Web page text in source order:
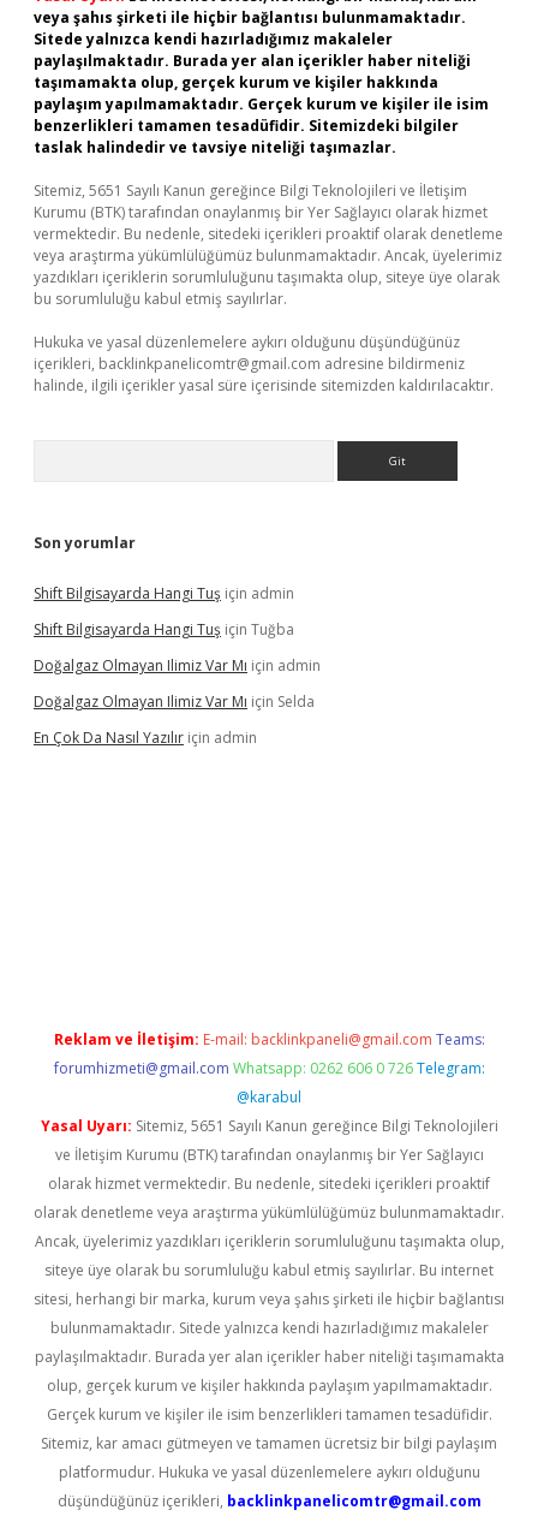
veya şahıs şirketi ile hiçbir bağlantısı bulunmamaktadır.
Sitede yalnızca kendi hazırladığımız makaleler
paylaşılmaktadır. Burada yer alan içerikler haber niteliği
taşımamakta olup, gerçek kurum ve kişiler hakkında
paylaşım yapılmamaktadır. Gerçek kurum ve kişiler ile isim
benzerlikleri tamamen tesadüfidir. Sitemizdeki bilgiler
taslak halindedir ve tavsiye niteliği taşımazlar.
Sitemiz, 5651 Sayılı Kanun gereğince Bilgi Teknolojileri ve İletişim
Kurumu (BTK) tarafından onaylanmış bir Yer Sağlayıcı olarak hizmet
vermektedir. Bu nedenle, sitedeki içerikleri proaktif olarak denetleme
veya araştırma yükümlülüğümüz bulunmamaktadır. Ancak, üyelerimiz
yazdıkları içeriklerin sorumluluğunu taşımakta olup, siteye üye olarak
bu sorumluluğu kabul etmiş sayılırlar.
Hukuka ve yasal düzenlemelere aykırı olduğunu düşündüğünüz
içerikleri, backlinkpanelicomtr@gmail.com adresine bildirmeniz
halinde, ilgili içerikler yasal süre içerisinde sitemizden kaldırılacaktır.
Son yorumlar
Shift Bilgisayarda Hangi Tuş için admin
Shift Bilgisayarda Hangi Tuş için Tuğba
Doğalgaz Olmayan Ilimiz Var Mı için admin
Doğalgaz Olmayan Ilimiz Var Mı için Selda
En Çok Da Nasıl Yazılır için admin
Reklam ve İletişim: E-mail: backlinkpaneli@gmail.com Teams:
forumhizmeti@gmail.com Whatsapp: 0262 606 0 726 Telegram:
@karabul
Yasal Uyarı: Sitemiz, 5651 Sayılı Kanun gereğince Bilgi Teknolojileri
ve İletişim Kurumu (BTK) tarafından onaylanmış bir Yer Sağlayıcı
olarak hizmet vermektedir. Bu nedenle, sitedeki içerikleri proaktif
olarak denetleme veya araştırma yükümlülüğümüz bulunmamaktadır.
Ancak, üyelerimiz yazdıkları içeriklerin sorumluluğunu taşımakta olup,
siteye üye olarak bu sorumluluğu kabul etmiş sayılırlar. Bu internet
sitesi, herhangi bir marka, kurum veya şahıs şirketi ile hiçbir bağlantısı
bulunmamaktadır. Sitede yalnızca kendi hazırladığımız makaleler
paylaşılmaktadır. Burada yer alan içerikler haber niteliği taşımamakta
olup, gerçek kurum ve kişiler hakkında paylaşım yapılmamaktadır.
Gerçek kurum ve kişiler ile isim benzerlikleri tamamen tesadüfidir.
Sitemiz, kar amacı gütmeyen ve tamamen ücretsiz bir bilgi paylaşım
platformudur. Hukuka ve yasal düzenlemelere aykırı olduğunu
düşündüğünüz içerikleri, backlinkpanelicomtr@gmail.com